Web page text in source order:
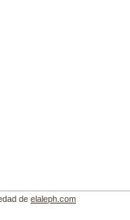
de elaleph.com